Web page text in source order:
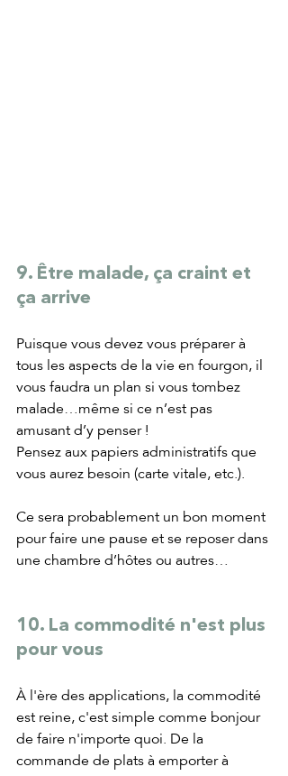
9. Être malade, ça craint et
ça arrive
Puisque vous devez vous préparer à
tous les aspects de la vie en fourgon, il
vous faudra un plan si vous tombez
malade…même si ce n’est pas
amusant d’y penser !
Pensez aux papiers administratifs que
vous aurez besoin (carte vitale, etc.).
Ce sera probablement un bon moment
pour faire une pause et se reposer dans
une chambre d’hôtes ou autres…
10. La commodité n'est plus
pour vous
À l'ère des applications, la commodité
est reine, c'est simple comme bonjour
de faire n'importe quoi. De la
commande de plats à emporter à